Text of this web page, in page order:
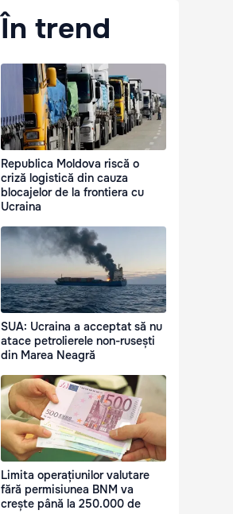
În trend
Republica Moldova riscă o
criză logistică din cauza
blocajelor de la frontiera cu
Ucraina
SUA: Ucraina a acceptat să nu
atace petrolierele non-rusești
din Marea Neagră
Limita operațiunilor valutare
fără permisiunea BNM va
crește până la 250.000 de